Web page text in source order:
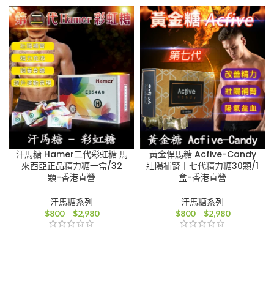
排
序
汗馬糖 Hamer二代彩虹糖 馬
來西亞正品精力糖一盒/32
顆-香港直營
汗馬糖系列
$800 – $2,980價
黃金悍馬糖 Acfive-Candy
壯陽補腎丨七代精力糖30顆/1
盒-香港直營
汗馬糖系列
$800 – $2,980價